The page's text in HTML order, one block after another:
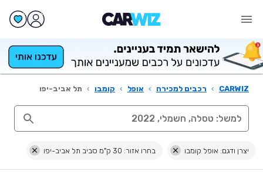
CARWIZ
› רכבים למכירה › אופל › קומבו › תל אביב-יפו
יצרן ודגם: אופל קומבו בחרו אזור: 30 ק"מ סביב תל אביב-יפו